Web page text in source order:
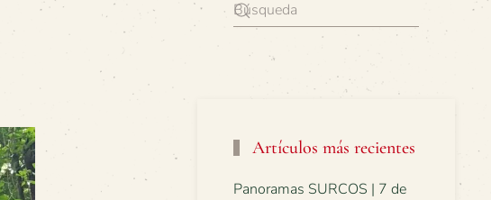
Artículos más recientes
Panoramas SURCOS | 7 de